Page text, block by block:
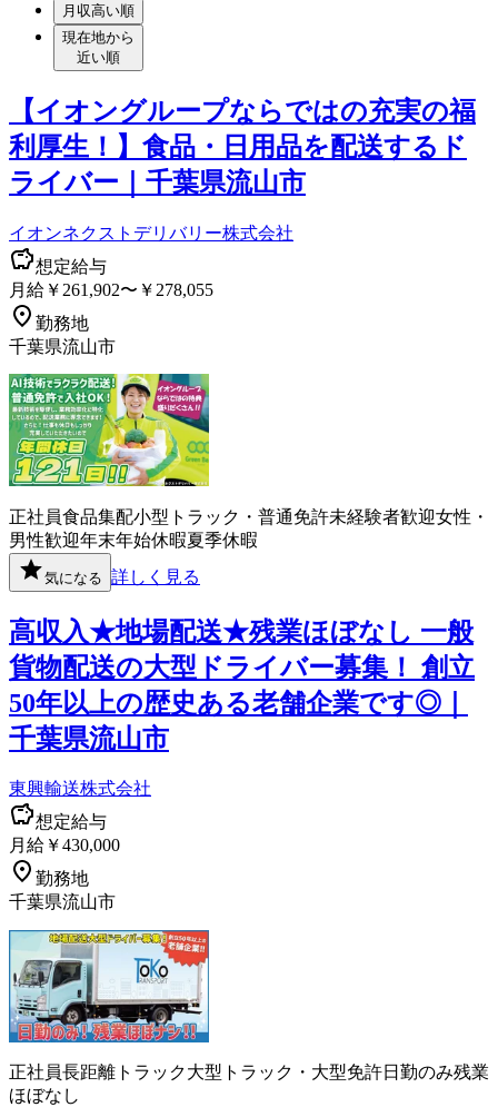
月収高い順
現在地から
近い順
【イオングループならではの充実の福
利厚生！】食品・日用品を配送するド
ライバー｜千葉県流山市
イオンネクストデリバリー株式会社
想定給与
月給￥261,902〜￥278,055
勤務地
千葉県流山市
正社員食品集配小型トラック・普通免許未経験者歓迎女性・
男性歓迎年末年始休暇夏季休暇
気になる 詳しく見る
高収入★地場配送★残業ほぼなし 一般
貨物配送の大型ドライバー募集！ 創立
50年以上の歴史ある老舗企業です◎｜
千葉県流山市
東興輸送株式会社
想定給与
月給￥430,000
勤務地
千葉県流山市
正社員長距離 トラック大型トラック・大型免許日勤のみ残業
ほぼなし